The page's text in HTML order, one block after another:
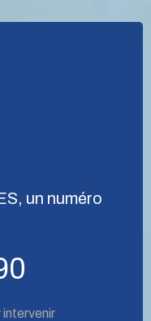
un numéro
intervenir